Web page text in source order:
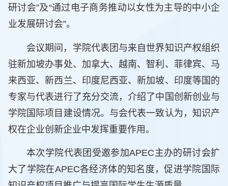
研讨会”及“通过电子商务推动以女性为主导的中小企
业发展研讨会”。
会议期间，学院代表团与来自世界知识产权组织
驻新加坡办事处、加拿大、越南、智利、菲律宾、马
来西亚、新西兰、印度尼西亚、新加坡、印度等国的
专家与代表进行了充分交流，介绍了中国创新创业与
学院国际项目建设情况。与会代表一致认为，知识产
权在企业创新企业中发挥重要作用。
本次学院代表团受邀参加APEC主办的研讨会扩
大了学院在APEC各经济体的知名度，促进学院国际